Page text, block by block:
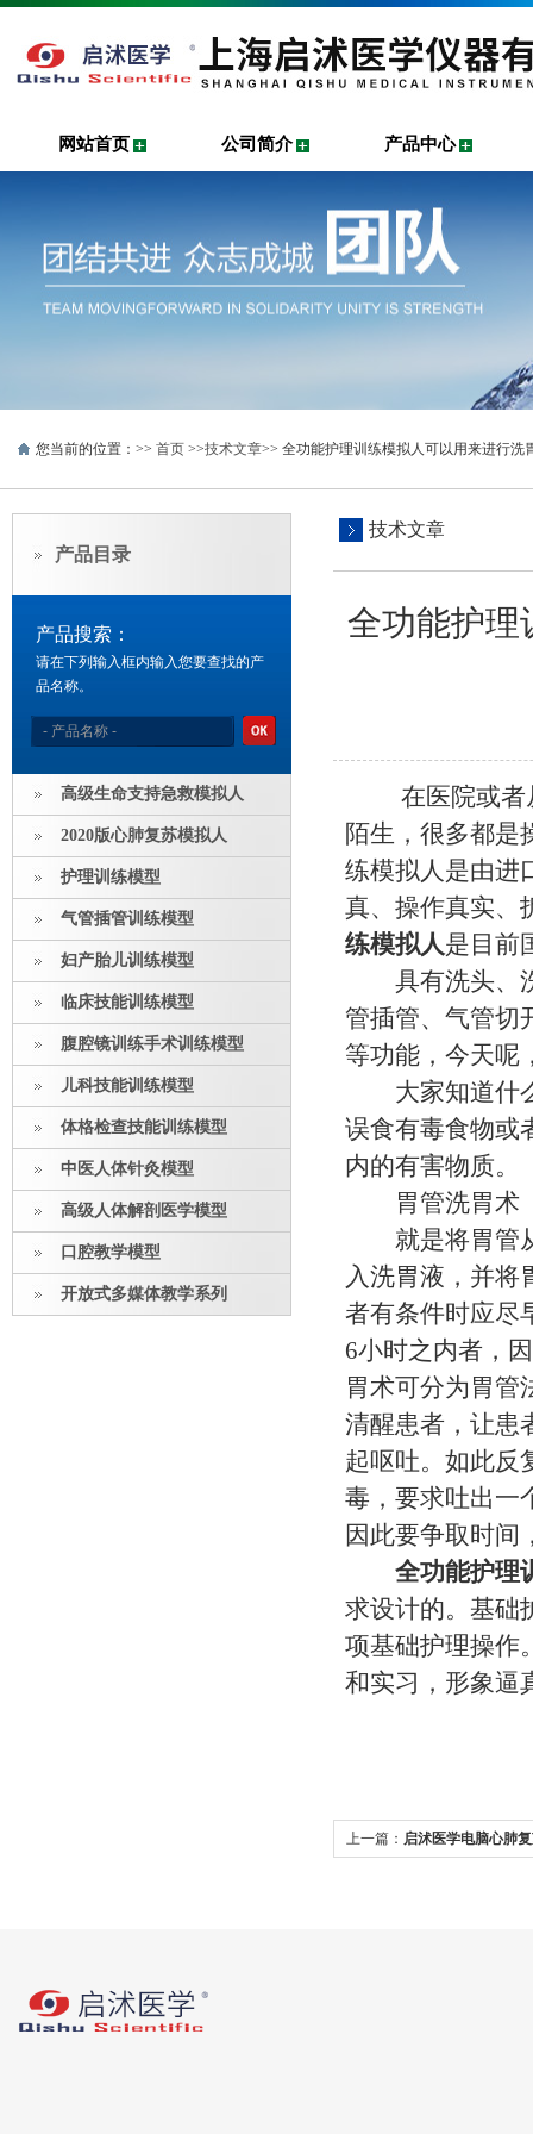
网站首页 公司简介 产品中心
您当前的位置：>> 首页 >>技术文章>> 全功能护理训练模拟人可以用来进行洗
产品目录
产品搜索：
请在下列输入框内输入您要查找的产
品名称。
高级生命支持急救模拟人
2020版心肺复苏模拟人
护理训练模型
气管插管训练模型
妇产胎儿训练模型
临床技能训练模型
腹腔镜训练手术训练模型
儿科技能训练模型
体格检查技能训练模型
中医人体针灸模型
高级人体解剖医学模型
口腔教学模型
开放式多媒体教学系列
技术文章
全功能护理
在医院或者从
陌生，很多都是
练模拟人是由进
真、操作真实、
练模拟人是目前
具有洗头、洗
管插管、气管切
等功能，今天呢
大家知道什么
误食有毒食物或
内的有害物质。
胃管洗胃术
就是将胃管从
入洗胃液，并将
者有条件时应尽
6小时之内者，
胃术可分为胃管
清醒患者，让患
起呕吐。如此反
毒，要求吐出一
因此要争取时间
全功能护理
求设计的。基础
项基础护理操作
和实习，形象逼
上一篇： 启沭医学电脑心肺